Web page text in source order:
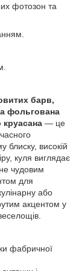
фотозон та
барв,
фольгована
круасана — це
блиску, високій
куля виглядає
чудовим
для
або
акцентом у
фабричної